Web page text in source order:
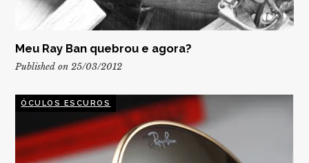
Meu Ray Ban quebrou e agora?
Published on 25/03/2012
ÓCULOS ESCUROS